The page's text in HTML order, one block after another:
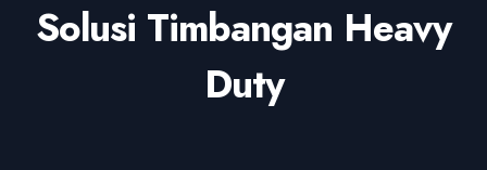
Solusi Timbangan Heavy
Duty